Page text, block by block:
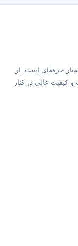
پیتزایی و
روانشناسی
نارنجی و زرد
علمی، باعث
باشد. ما در
که حتی از فاصله
و سوخاری